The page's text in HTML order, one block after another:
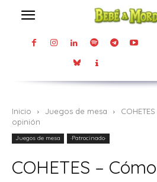
Inicio Juegos de mesa
opinión
Juegos de mesa ·Patrocinado·
COHETES –